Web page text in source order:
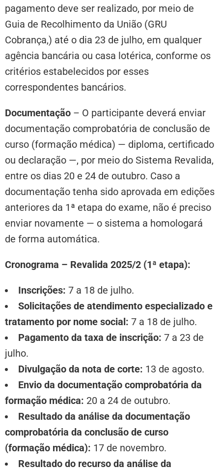
pagamento deve ser realizado, por meio de
Guia de Recolhimento da União (GRU
Cobrança,) até o dia 23 de julho, em qualquer
agência bancária ou casa lotérica, conforme os
critérios estabelecidos por esses
correspondentes bancários.
Documentação – O participante deverá enviar
documentação comprobatória de conclusão de
curso (formação médica) — diploma, certificado
ou declaração —, por meio do Sistema Revalida,
entre os dias 20 e 24 de outubro. Caso a
documentação tenha sido aprovada em edições
anteriores da 1ª etapa do exame, não é preciso
enviar novamente — o sistema a homologará
de forma automática.
Cronograma – Revalida 2025/2 (1ª etapa):
Inscrições: 7 a 18 de julho.
Solicitações de atendimento especializado e
tratamento por nome social: 7 a 18 de julho.
Pagamento da taxa de inscrição: 7 a 23 de
julho.
Divulgação da nota de corte: 13 de agosto.
Envio da documentação comprobatória da
formação médica: 20 a 24 de outubro.
Resultado da análise da documentação
comprobatória da conclusão de curso
(formação médica): 17 de novembro.
Resultado do recurso da análise da